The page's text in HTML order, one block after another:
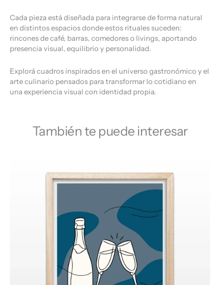
Cada pieza está diseñada para integrarse de forma natural
en distintos espacios donde estos rituales suceden:
rincones de café, barras, comedores o livings, aportando
presencia visual, equilibrio y personalidad.
Explorá cuadros inspirados en el universo gastronómico y el
arte culinario pensados para transformar lo cotidiano en
una experiencia visual con identidad propia.
También te puede interesar